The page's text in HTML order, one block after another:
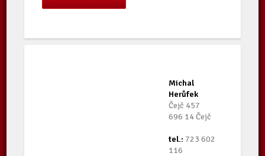
Michal
Herůfek
Čejč 457
696 14 Čejč
tel.: 723 602
116